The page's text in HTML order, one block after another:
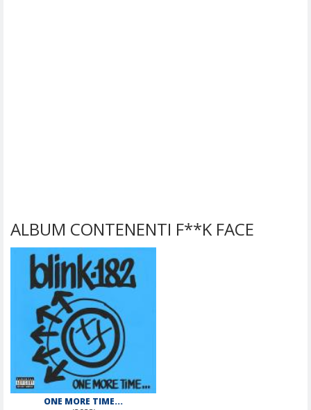
ALBUM CONTENENTI F**K FACE
ONE MORE TIME...